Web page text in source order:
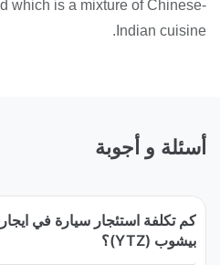
which is a mixture of Chinese-
Indian cuisine.
أسئلة و أجوبة
كم تكلفة استئجار سيارة في
بيشوب (YTZ)؟